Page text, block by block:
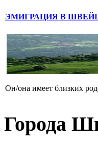
ЭМИГРАЦИЯ В
Он/она имеет близких
Города